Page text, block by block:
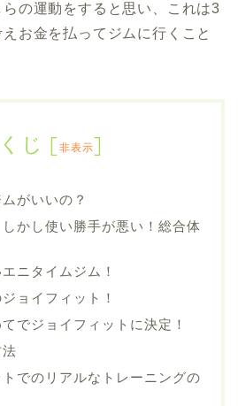
の運動をすると思い、これは3
お金を払ってジムに行くこと
じ [非表示]
がいいの？
かし使い勝手が悪い！総合体
ニタイムジム！
ョイフィット！
でジョイフィットに決定！
でのリアルなトレーニングの